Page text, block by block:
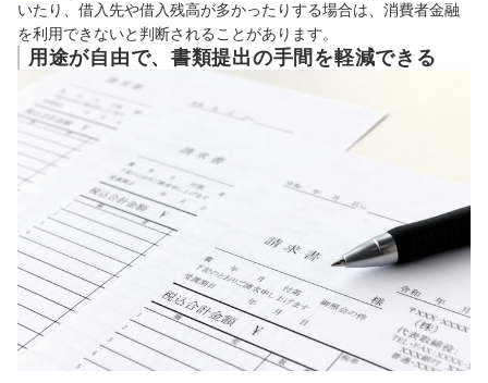
いたり、借入先や借入残高が多かったりする場合は、消費者金融
を利用できないと判断されることがあります。
用途が自由で、書類提出の手間を軽減できる